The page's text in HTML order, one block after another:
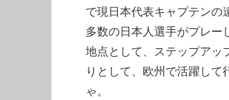
で現日本代表キャプテン
多数の日本人選手がプレー
地点として、ステップアッ
りとして、欧州で活躍し
ゃ。